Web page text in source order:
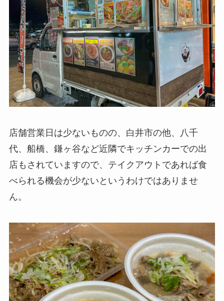
店舗営業日は少ないものの、白井市の他、八千
代、船橋、鎌ヶ谷など近隣でキッチンカーでの出
店もされていますので、テイクアウトであれば食
べられる機会が少ないというわけではありませ
ん。